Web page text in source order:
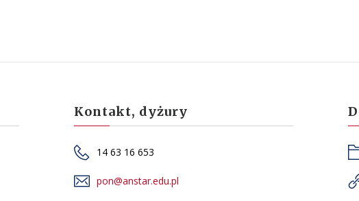
Kontakt, dyżury
14 63 16 653
pon@anstar.edu.pl